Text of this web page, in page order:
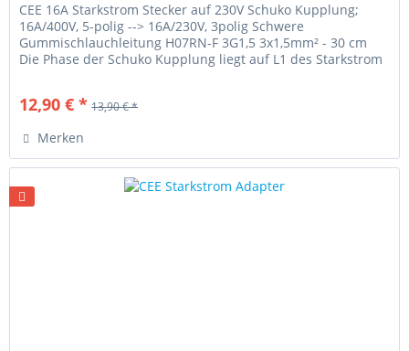
CEE 16A Starkstrom Stecker auf 230V Schuko Kupplung;
16A/400V, 5-polig --> 16A/230V, 3polig Schwere
Gummischlauchleitung H07RN-F 3G1,5 3x1,5mm² - 30 cm
Die Phase der Schuko Kupplung liegt auf L1 des Starkstrom
12,90 € * 13,90 € *
Merken